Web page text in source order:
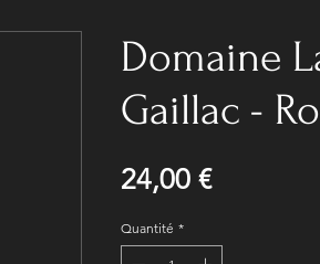
Domaine
Gaillac -
24,00 €Prix
Quantité *